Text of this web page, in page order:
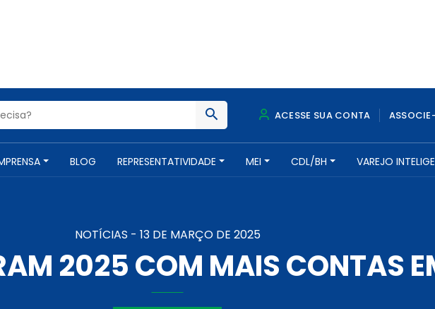
ACESSE SUA CONTA
BLOG REPRESENTATIVIDADE MEI CDL/BH VAREJO
NOTÍCIAS - 13 DE MARÇO DE 2025
2025 COM MAIS CONTAS